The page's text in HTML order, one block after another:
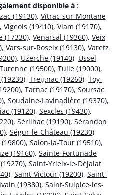
disponible à :
(19130), Vitrac-sur-Montane
, Vigeois (19410), Viam (19170),
(17330), Venarsal (19360), Veix
, Vars-sur-Roseix (19130), Varetz
, Uzerche (19140), Ussel
Turenne (19500), Tulle (19000),
, Treignac (19260), Toy-
, Tarnac (19170), Soursac
, Soudaine-Lavinadière (19370),
(19120), Sexcles (19430),
, Sérilhac (19190), Sérandon
, Ségur-le-Château (19230),
, Salon-la-Tour (19510),
(19160), Sainte-Fortunade
, Saint-Yrieix-le-Déjalat
, Saint-Victour (19200), Saint-
(19380), Saint-Sulpice-les-